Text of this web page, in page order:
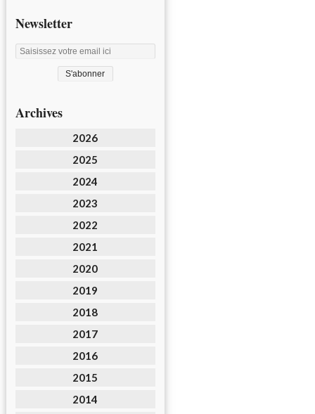
Newsletter
Archives
2026
2025
2024
2023
2022
2021
2020
2019
2018
2017
2016
2015
2014